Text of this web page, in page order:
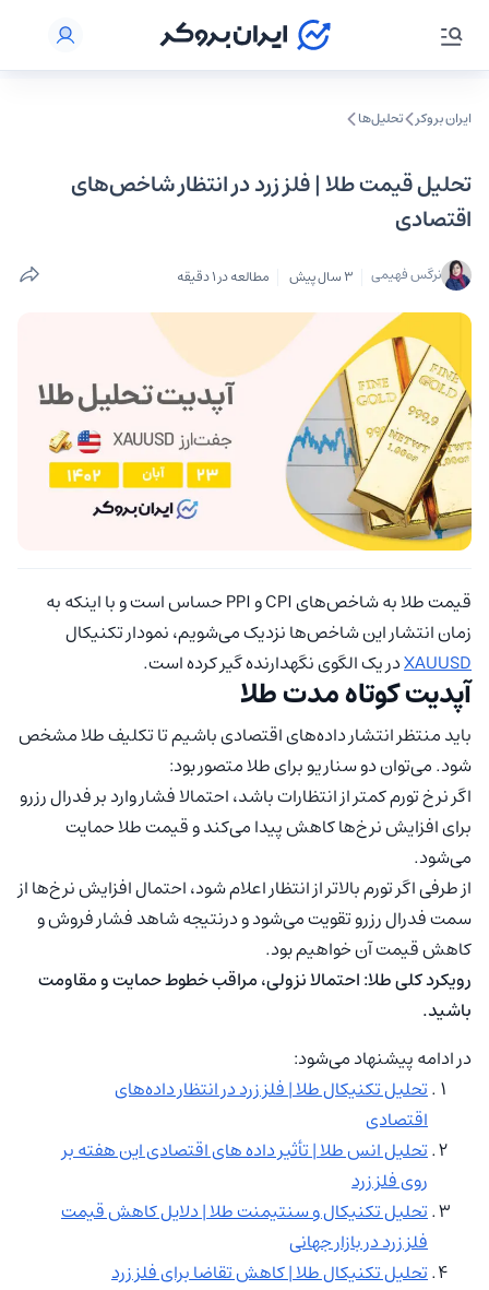
ایران بروکر تحلیل‌ها
تحلیل قیمت طلا | فلز زرد در انتظار شاخص‌های
اقتصادی
نرگس فهیمی 3 سال پیش مطالعه در 1 دقیقه
قیمت طلا به شاخص‌های CPI و PPI حساس است و با اینکه به
زمان انتشار این شاخص‌ها نزدیک می‌شویم، نمودار تکنیکال
XAUUSDدر یک الگوی نگهدارنده گیر کرده است.
آپدیت کوتاه مدت طلا
باید منتظر انتشار داده‌های اقتصادی باشیم تا تکلیف طلا مشخص
شود. می‌توان دو سناریو برای طلا متصور بود:
اگر نرخ تورم کمتر از انتظارات باشد، احتمالا فشار وارد بر فدرال رزرو
برای افزایش نرخ‌ها کاهش پیدا می‌کند و قیمت طلا حمایت
می‌شود.
از طرفی اگر تورم بالاتر از انتظار اعلام شود، احتمال افزایش نرخ‌ها از
سمت فدرال رزرو تقویت می‌شود و درنتیجه شاهد فشار فروش و
کاهش قیمت آن خواهیم بود.
رویکرد کلی طلا: احتمالا نزولی، مراقب خطوط حمایت و مقاومت
باشید.
در ادامه پیشنهاد می‌شود:
تحلیل تکنیکال طلا | فلز زرد در انتظار داده‌های
اقتصادی
تحلیل انس طلا | تأثیر داده های اقتصادی این هفته بر
روی فلز زرد
تحلیل تکنیکال و سنتیمنت طلا | دلایل کاهش قیمت
فلز زرد در بازار جهانی
تحلیل تکنیکال طلا | کاهش تقاضا برای فلز زرد